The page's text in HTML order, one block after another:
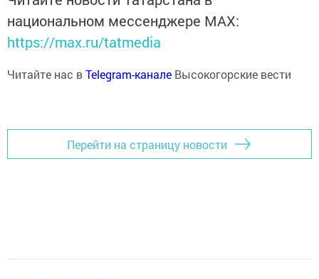
национальном мессенджере MАХ:
https://max.ru/tatmedia
Читайте нас вTelegram-канале Высокогорские вести
Перейти на страницу новости